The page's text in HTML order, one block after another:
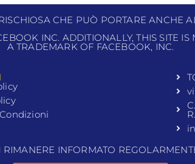
CHE PUÒ PORTARE ANCHE
INC. ADDITIONALLY, THIS SITE
A TRADEMARK OF FACEBOOK, INC.
RIMANERE INFORMATO